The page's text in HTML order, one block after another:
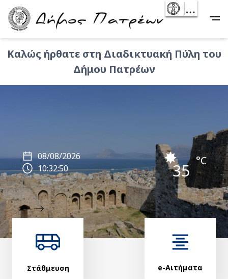
Skip
main
Main
navigation
Καλώς ήρθατε στη Διαδικτυακή Πύλη του
Δήμου Πατρέων
35 °C
08/08/2026
10:32:52
Στάθμευση e-Αιτήματα